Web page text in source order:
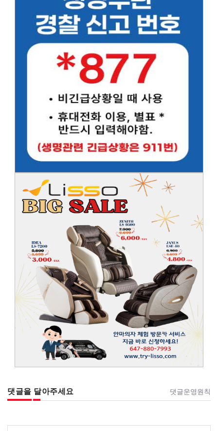
댓글을 달아주세요 댓글운영원칙